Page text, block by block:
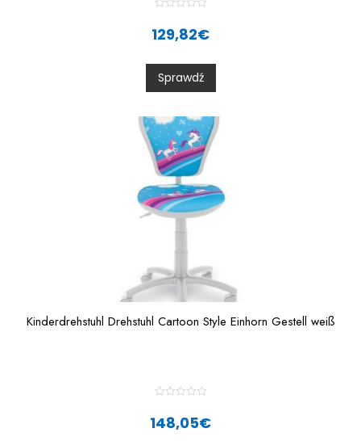
0
o
u
t
5
129,82€
Sprawdź
Kinderdrehstuhl Drehstuhl Cartoon Style Einhorn Gestell weiß
t
148,05€